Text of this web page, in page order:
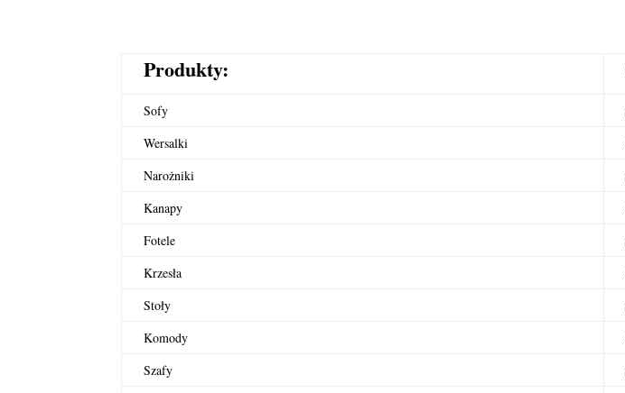
Produkty:
Sofy
Wersalki
Narożniki
Kanapy
Fotele
Krzesła
Stoły
Komody
Szafy